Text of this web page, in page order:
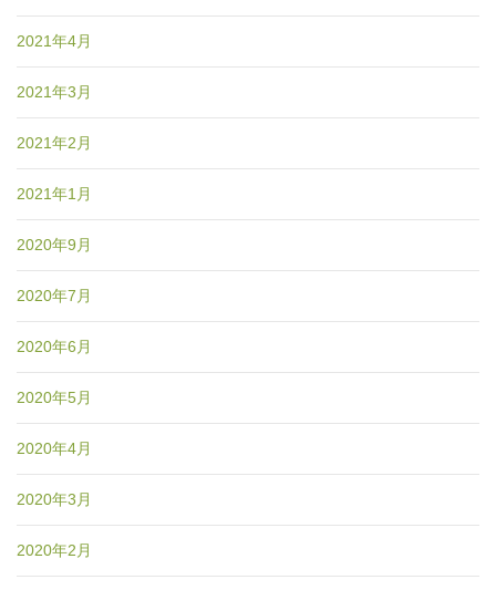
2021年4月
2021年3月
2021年2月
2021年1月
2020年9月
2020年7月
2020年6月
2020年5月
2020年4月
2020年3月
2020年2月